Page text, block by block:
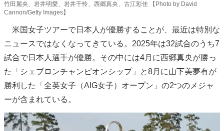
竹田麗央、岩井明愛、岩井千怜、西郷真央、古江彩佳 【Photo by David
Cannon/Getty Images】
米国女子ツアーで日本人が優勝することが、最近は特別な
ニュースではなくなってきている。2025年は32試合のうち7
試合で日本人選手が優勝。その中には4月に西郷真央が勝っ
た「シェブロンチャンピオンシップ」と8月に山下美夢有が
勝利した「全英女子（AIG女子）オープン」の2つのメジャ
ーが含まれている。